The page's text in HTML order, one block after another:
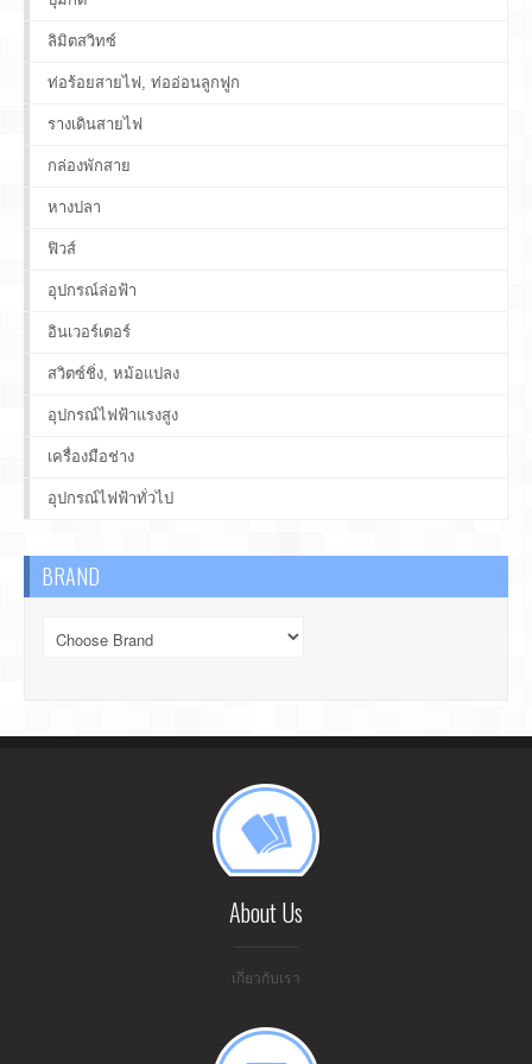
ลิมิตสวิทซ์
ท่อร้อยสายไฟ, ท่ออ่อนลูกฟูก
รางเดินสายไฟ
กล่องพักสาย
หางปลา
ฟิวส์
อุปกรณ์ล่อฟ้า
อินเวอร์เตอร์
สวิตซ์ชิ่ง, หม้อแปลง
อุปกรณ์ไฟฟ้าแรงสูง
เครื่องมือช่าง
อุปกรณ์ไฟฟ้าทั่วไป
BRAND
About Us
เกี่ยวกับเรา